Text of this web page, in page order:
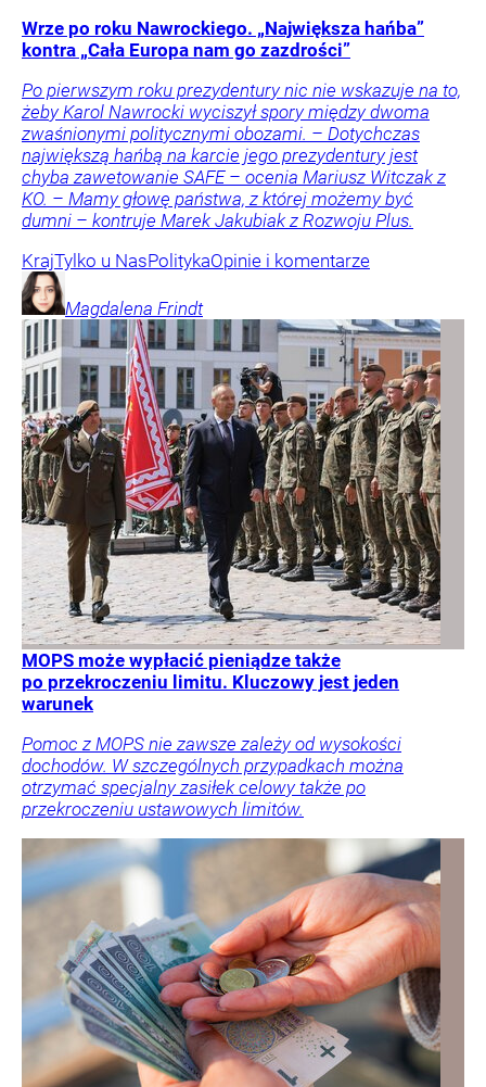
Wrze po roku Nawrockiego. „Największa hańba”
kontra „Cała Europa nam go zazdrości”
Po pierwszym roku prezydentury nic nie wskazuje na to,
żeby Karol Nawrocki wyciszył spory między dwoma
zwaśnionymi politycznymi obozami. – Dotychczas
największą hańbą na karcie jego prezydentury jest
chyba zawetowanie SAFE – ocenia Mariusz Witczak z
KO. – Mamy głowę państwa, z której możemy być
dumni – kontruje Marek Jakubiak z Rozwoju Plus.
KrajTylko u NasPolitykaOpinie i komentarze
Magdalena Frindt
MOPS może wypłacić pieniądze także
po przekroczeniu limitu. Kluczowy jest jeden
warunek
Pomoc z MOPS nie zawsze zależy od wysokości
dochodów. W szczególnych przypadkach można
otrzymać specjalny zasiłek celowy także po
przekroczeniu ustawowych limitów.